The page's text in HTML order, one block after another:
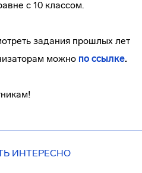
с 10 классом.
задания прошлых лет
можно по ссылке.
ИНТЕРЕСНО